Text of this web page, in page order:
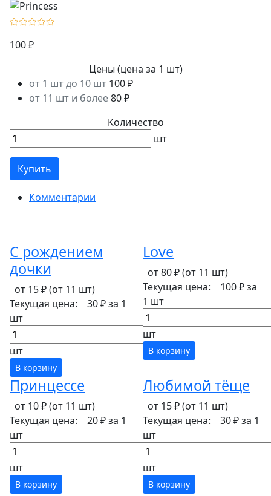
100 ₽
Цены (цена за 1 шт)
от 1 шт до 10 шт 100 ₽
от 11 шт и более80 ₽
Количество
шт
Купить
Комментарии
С рождением
дочки
от 15 ₽(от 11 шт)
Текущая цена:
30 ₽за 1
шт
шт
В корзину
Love
от 80 ₽(от 11 шт)
Текущая цена:
100 ₽за
1 шт
шт
В корзину
Принцессе
от 10 ₽(от 11 шт)
Текущая цена:
20 ₽за 1
шт
шт
В корзину
Любимой тёще
от 15 ₽(от 11 шт)
Текущая цена:
30 ₽за 1
шт
шт
В корзину